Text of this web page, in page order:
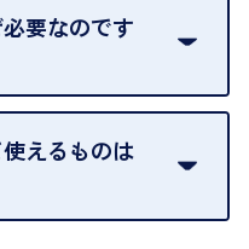
保管しております。
度が目安です。大量の
いただくことがございま
要なのです
、お客様のご本人確認を
ます。安心してお取引
お願いいたします。
えるものは